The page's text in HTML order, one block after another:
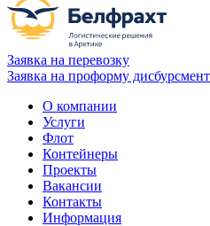
Заявка на перевозку
Заявка на проформу
О компании
Услуги
Флот
Контейнеры
Проекты
Вакансии
Контакты
Информация